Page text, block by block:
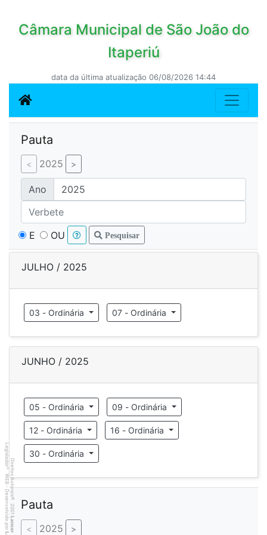
Câmara Municipal de São João do
Itaperiú
data da última atualização 06/08/2026 14:44
Pauta
2025
Ano
E OU Pesquisar
JULHO / 2025
03 - Ordinária 07 - Ordinária
JUNHO / 2025
05 - Ordinária 09 - Ordinária
12 - Ordinária 16 - Ordinária
30 - Ordinária
Pauta
2025
Direitos Autorais
©
2001
Lancer
Legislador
®
WEB - Desenvolvido por